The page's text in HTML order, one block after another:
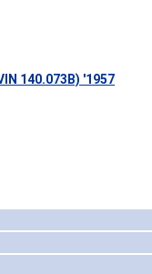
140.073B) '1957